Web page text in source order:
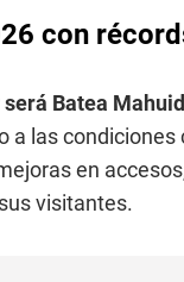
con
Batea
a las
en
visitantes.